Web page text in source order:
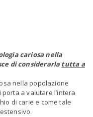
cariosa nella
di considerarla tutta a
nella popolazione
a valutare l’intera
di carie e come tale